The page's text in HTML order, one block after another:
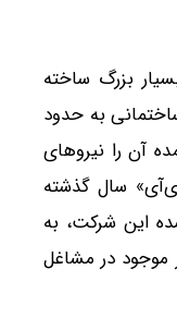
بزرگ ساخته
به حدود
آن را نیروهای
سال گذشته
این شرکت، به
موجود در مشاغل